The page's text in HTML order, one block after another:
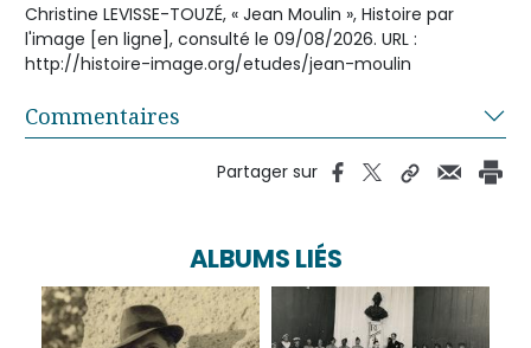
Christine LEVISSE-TOUZÉ, « Jean Moulin », Histoire par
l'image [en ligne], consulté le 09/08/2026. URL :
http://histoire-image.org/etudes/jean-moulin
Commentaires
Partager sur
ALBUMS LIÉS